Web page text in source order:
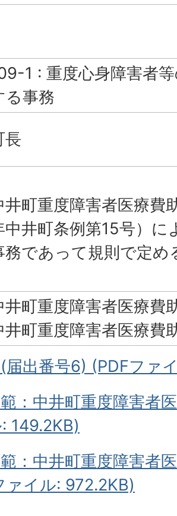
1 : 重度心身障害者
る事務
長
井町重度障害者医療費
中井町条例第15号）に
務であって規則で定め
井町重度障害者医療費
井町重度障害者医療費
届出番号6) (PDFファ
：中井町重度障害者
149.2KB)
：中井町重度障害者
ァイル: 972.2KB)